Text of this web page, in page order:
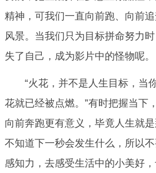
精神，可我们一直向前跑、向前
风景。当我们只为目标拼命努力
失了自己，成为影片中的怪物呢。
“火花，并不是人生目标，当
花就已经被点燃。”有时把握当下
向前奔跑更有意义，毕竟人生就
不知道下一秒会发生什么，所以
感知力，去感受生活中的小美好